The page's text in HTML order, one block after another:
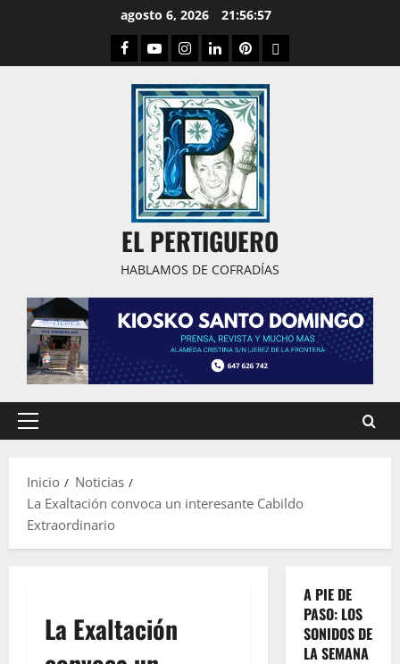
agosto 6, 2026 21:56:58
Facebook
YoutubeInstagram
LinkedPinterestDribbble
EL PERTIGUERO
HABLAMOS DE COFRADÍAS
Menú
Inicio
Noticias
La Exaltación convoca un interesante Cabildo
Extraordinario
La Exaltación
A PIE DE
PASO: LOS
SONIDOS DE
LA SEMANA